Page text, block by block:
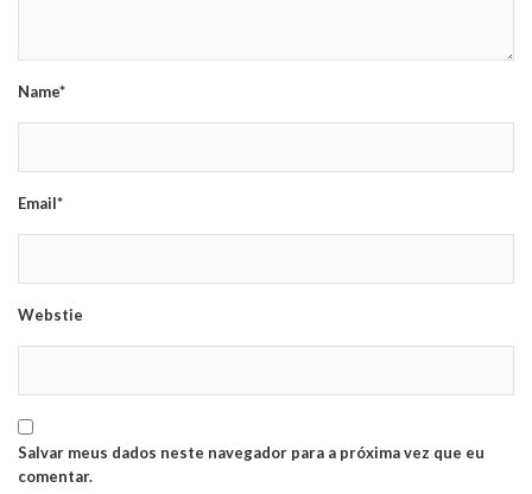
Name*
Email*
Webstie
Salvar meus dados neste navegador para a próxima vez que eu
comentar.